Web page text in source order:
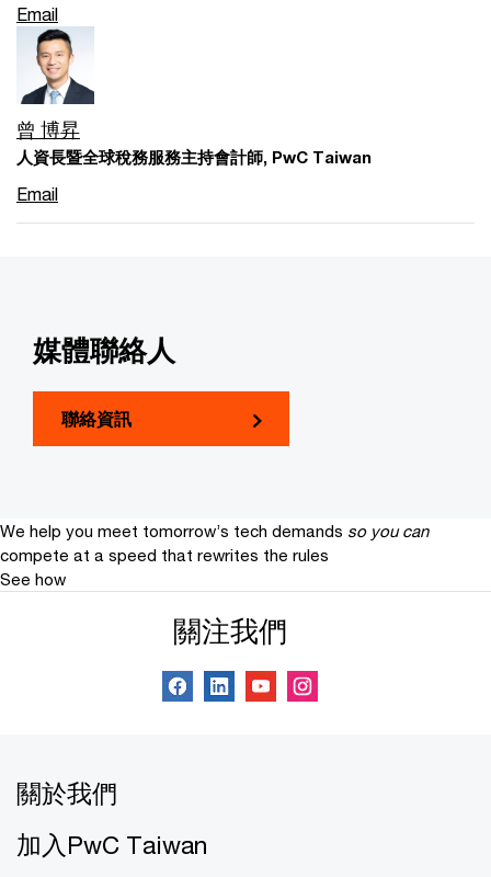
Email
曾 博昇
人資長暨全球稅務服務主持會計師, PwC Taiwan
Email
媒體聯絡人
聯絡資訊
We help you meet tomorrow’s tech demands so you can
compete at a speed that rewrites the rules
See how
關注我們
關於我們
加入PwC Taiwan